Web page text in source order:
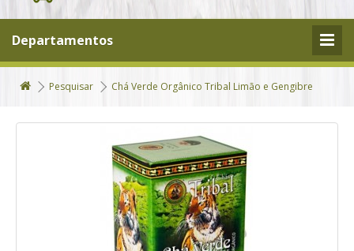
Departamentos
Pesquisar Chá Verde Orgânico Tribal Limão e Gengibre